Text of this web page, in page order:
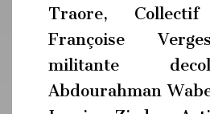
Traore,
Françoise
militante
Abdourahman